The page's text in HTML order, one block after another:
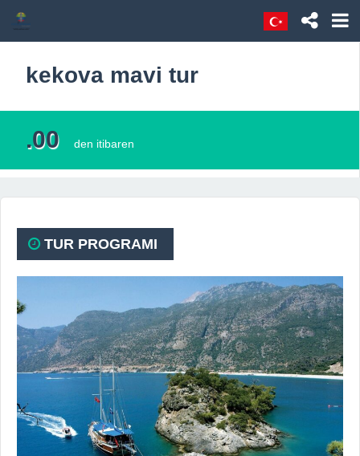
kekova mavi tur
.00 den itibaren
TUR PROGRAMI